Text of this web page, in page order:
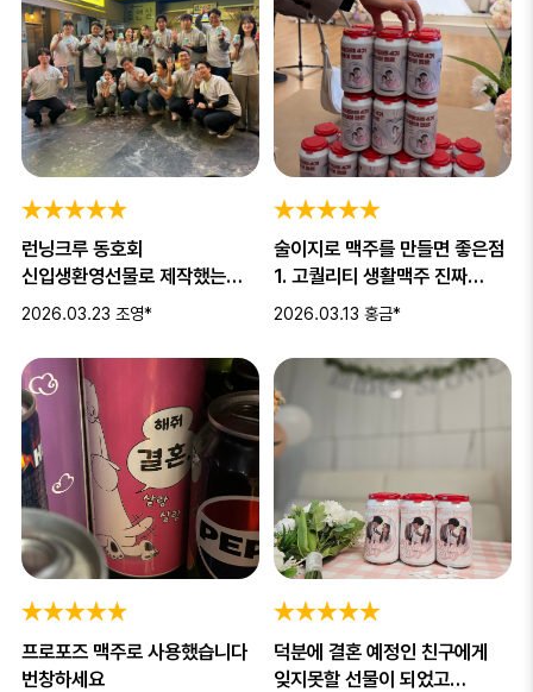
런닝크루 동호회
신입생환영선물로 제작했는데,
깔끔한 디자인과 이름까지
2026.03.23 조영*
술이지로 맥주를 만들면 좋은점
1. 고퀄리티 생활맥주 진짜
맛있음 2. 이벤트나 선물용
2026.03.13 홍금*
프로포즈 맥주로 사용했습니다
번창하세요
덕분에 결혼 예정인 친구에게
잊지못할 선물이 되었고